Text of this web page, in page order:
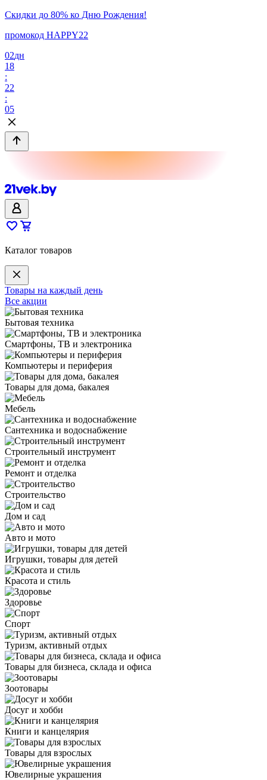
Скидки до 80% ко Дню Рождения!
промокод HAPPY22
02дн
18
:
22
:
05
Каталог товаров
Товары на каждый день
Все акции
Бытовая техника
Смартфоны, ТВ и электроника
Компьютеры и периферия
Товары для дома, бакалея
Мебель
Сантехника и водоснабжение
Строительный инструмент
Ремонт и отделка
Строительство
Дом и сад
Авто и мото
Игрушки, товары для детей
Красота и стиль
Здоровье
Спорт
Туризм, активный отдых
Товары для бизнеса, склада и офиса
Зоотовары
Досуг и хобби
Книги и канцелярия
Товары для взрослых
Ювелирные украшения